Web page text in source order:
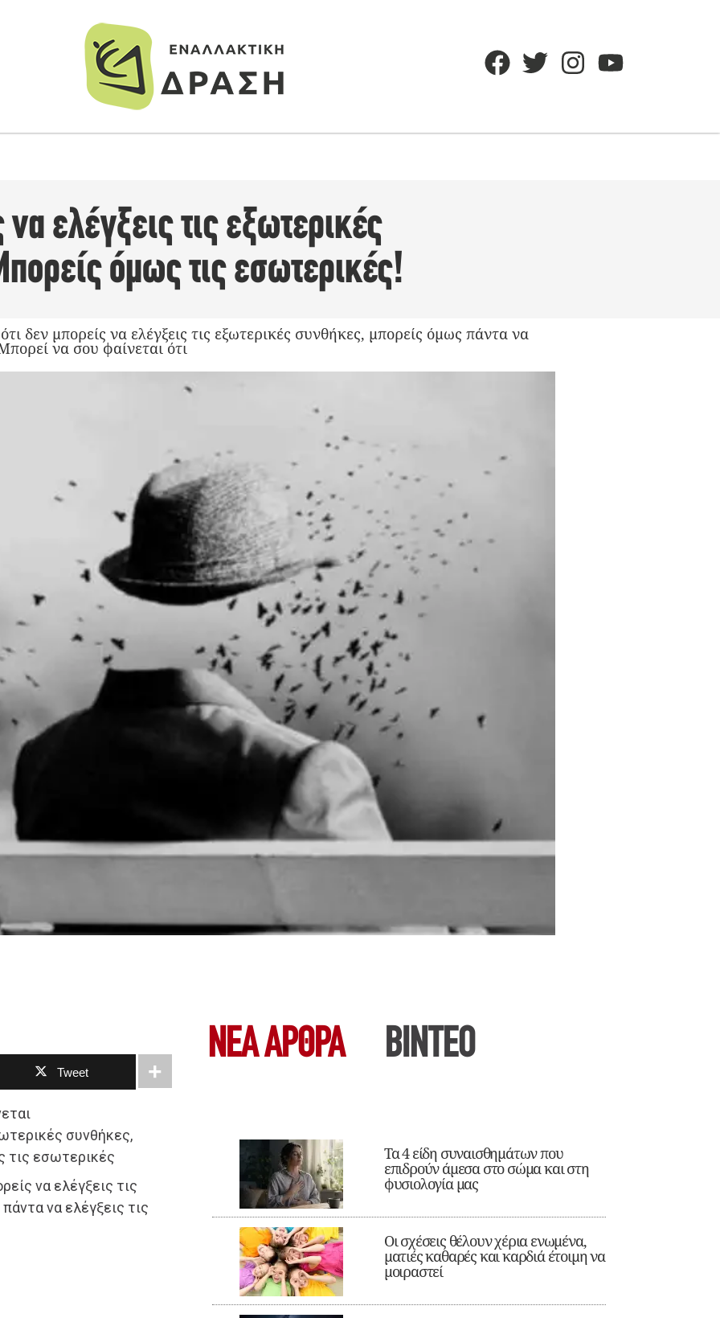
ελέγξεις τις εξωτερικές
όμως τις εσωτερικές!
δεν μπορείς να ελέγξεις τις εξωτερικές συνθήκες, μπορείς όμως πάντα να
να σου φαίνεται ότι
Tweet
συνθήκες,
τις εσωτερικές
να ελέγξεις τις
να ελέγξεις τις
ΝΕΑ ΆΡΘΡΑ ΒΙΝΤΕΟ
Τα 4 είδη συναισθημάτων που
επιδρούν άμεσα στο σώμα και στη
φυσιολογία μας
Οι σχέσεις θέλουν χέρια ενωμένα,
ματιές καθαρές και καρδιά έτοιμη να
μοιραστεί